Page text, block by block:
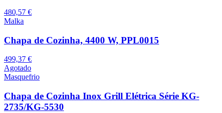
480,57 €
Malka
Chapa de Cozinha, 4400 W, PPL0015
499,37 €
Agotado
Masquefrio
Chapa de Cozinha Inox Grill Elétrica Série KG-
2735/KG-5530